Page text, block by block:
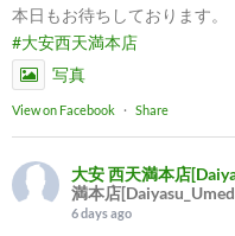
本日もお待ちしております。
#大安西天満本店
写真
View on Facebook · Share
大安 西天満本店
満本店
6 days ago